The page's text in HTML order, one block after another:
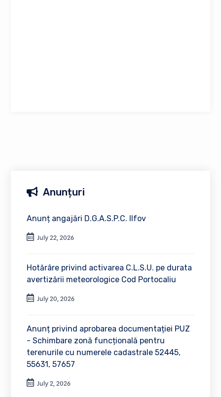
Anunțuri
Anunț angajări D.G.A.S.P.C. Ilfov
July 22, 2026
Hotărâre privind activarea C.L.S.U. pe durata
avertizării meteorologice Cod Portocaliu
July 20, 2026
Anunț privind aprobarea documentației PUZ
- Schimbare zonă funcțională pentru
terenurile cu numerele cadastrale 52445,
55631, 57657
July 2, 2026